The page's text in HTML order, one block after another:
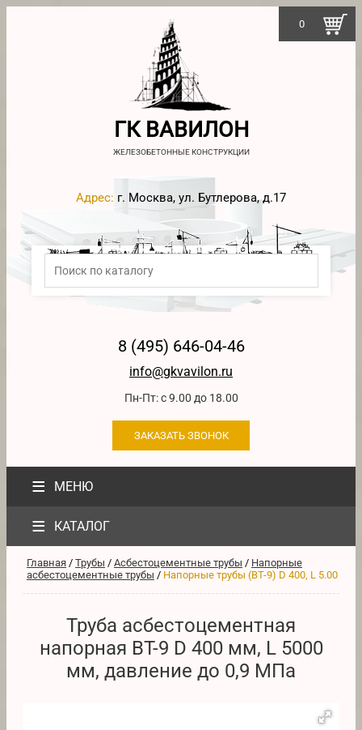
ГК ВАВИЛОН
ЖЕЛЕЗОБЕТОННЫЕ КОНСТРУКЦИИ
Адрес: г. Москва, ул. Бутлерова, д.17
8 (495) 646-04-46
info@gkvavilon.ru
Пн-Пт: с 9.00 до 18.00
ЗАКАЗАТЬ ЗВОНОК
≡ МЕНЮ
0
≡ КАТАЛОГ
Главная / Трубы / Асбестоцементные трубы / Напорные
асбестоцементные трубы / Напорные трубы (ВТ-9) D 400, L 5.00
Труба асбестоцементная
напорная ВТ-9 D 400 мм, L 5000
мм, давление до 0,9 МПа